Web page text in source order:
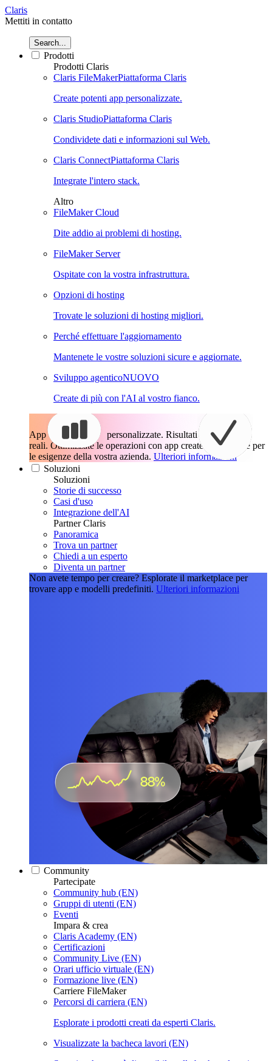
Claris
Mettiti in contatto
Search...
Prodotti
Prodotti Claris
Claris FileMakerPiattaforma Claris
Create potenti app personalizzate.
Claris StudioPiattaforma Claris
Condividete dati e informazioni sul Web.
Claris ConnectPiattaforma Claris
Integrate l'intero stack.
Altro
FileMaker Cloud
Dite addio ai problemi di hosting.
FileMaker Server
Ospitate con la vostra infrastruttura.
Opzioni di hosting
Trovate le soluzioni di hosting migliori.
Perché effettuare l'aggiornamento
Mantenete le vostre soluzioni sicure e aggiornate.
Sviluppo agenticoNUOVO
Create di più con l'AI al vostro fianco.
App
personalizzate. Risultati
reali. Ottimizzate le operazioni con app create esattamente per
le esigenze della vostra azienda. Ulteriori informazioni
Soluzioni
Soluzioni
Storie di successo
Casi d'uso
Integrazione dell'AI
Partner Claris
Panoramica
Trova un partner
Chiedi a un esperto
Diventa un partner
Non avete tempo per creare? Esplorate il marketplace per
trovare app e modelli predefiniti. Ulteriori informazioni
Community
Partecipate
Community hub (EN)
Gruppi di utenti (EN)
Eventi
Impara & crea
Claris Academy (EN)
Certificazioni
Community Live (EN)
Orari ufficio virtuale (EN)
Formazione live (EN)
Carriere FileMaker
Percorsi di carriera (EN)
Esplorate i prodotti creati da esperti Claris.
Visualizzate la bacheca lavori (EN)